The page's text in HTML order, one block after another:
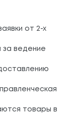
от 2-х
за ведение
товары в